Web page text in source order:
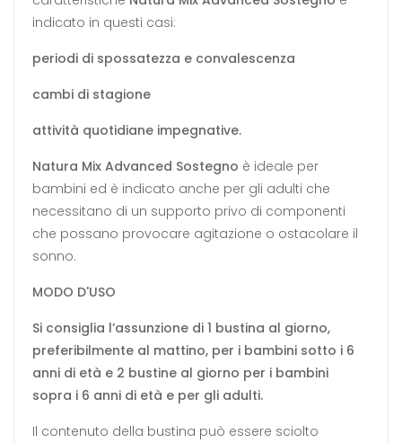
indicato in questi casi:
periodi di spossatezza e convalescenza
cambi di stagione
attività quotidiane impegnative.
Natura Mix Advanced Sostegno è ideale per
bambini ed è indicato anche per gli adulti che
necessitano di un supporto privo di componenti
che possano provocare agitazione o ostacolare il
sonno.
MODO D'USO
Si consiglia l’assunzione di 1 bustina al giorno,
preferibilmente al mattino, per i bambini sotto i 6
anni di età e 2 bustine al giorno per i bambini
sopra i 6 anni di età e per gli adulti.
Il contenuto della bustina può essere sciolto